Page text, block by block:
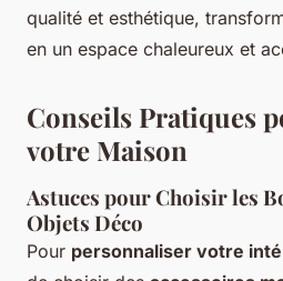
qualité et esthétique,
en un espace chaleureux et
Conseils Pratiques
votre Maison
Astuces pour Choisir les
Objets Déco
Pour personnaliser votre